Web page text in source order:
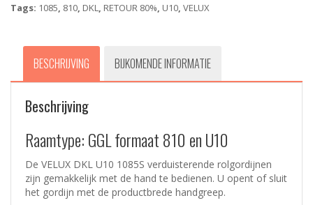
Tags: 1085, 810, DKL, RETOUR 80%, U10, VELUX
BESCHRIJVING BIJKOMENDE INFORMATIE
Beschrijving
Raamtype: GGL formaat 810 en U10
De VELUX DKL U10 1085S verduisterende rolgordijnen
zijn gemakkelijk met de hand te bedienen. U opent of sluit
het gordijn met de productbrede handgreep.